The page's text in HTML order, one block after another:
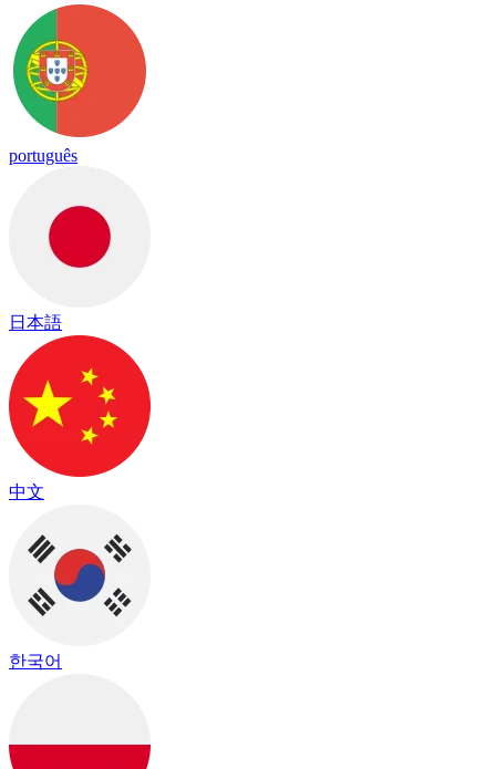
português
日本語
中文
한국어